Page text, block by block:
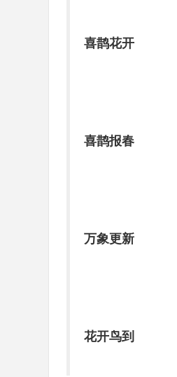
喜鹊花开
喜鹊报春
万象更新
花开鸟到